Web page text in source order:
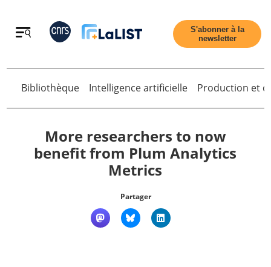
Retour
S'abonner à la
newsletter
Retour
Bibliothèque Intelligence artificielle Production et
More researchers to now
benefit from Plum Analytics
Metrics
Partager